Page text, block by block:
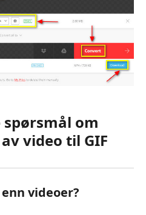
spørsmål om
video til GIF
videoer?